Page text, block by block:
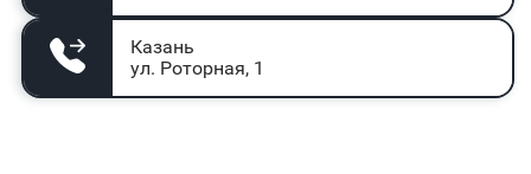
Казань
ул. Роторная, 1